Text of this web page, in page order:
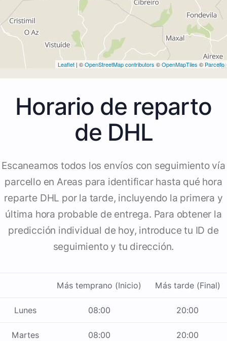
Leaflet | ©OpenStreetMap contributors ©OpenMapTiles © Parcello
Horario de reparto
de DHL
Escaneamos todos los envíos con seguimiento vía
parcello en Areas para identificar hasta qué hora
reparte DHL por la tarde, incluyendo la primera y
última hora probable de entrega. Para obtener la
predicción individual de hoy, introduce tu ID de
seguimiento y tu dirección.
Más temprano (Inicio) Más tarde (Final)
Lunes 08:00 20:00
Martes 08:00 20:00